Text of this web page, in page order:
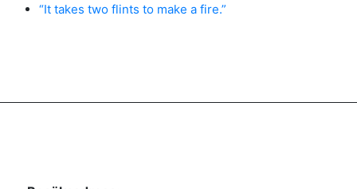
“It takes two flints to make a fire.”